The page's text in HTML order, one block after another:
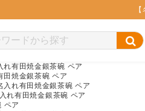
れ有田焼金銀茶碗 ペア
田焼金銀茶碗 ペア
入れ有田焼金銀茶碗 ペア
れ有田焼金銀茶碗 ペア
ペア